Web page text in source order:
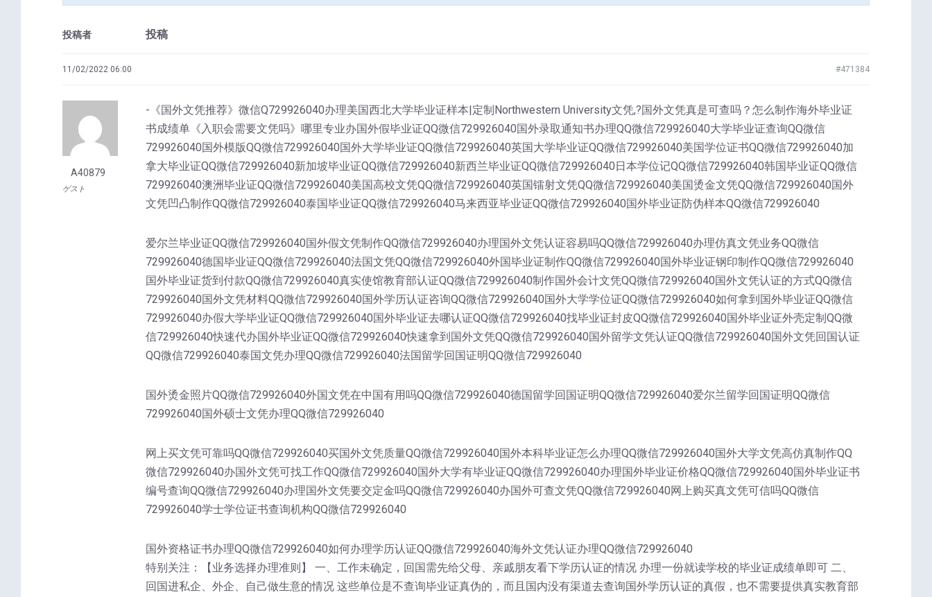
投稿者 投稿
11/02/2022 06:00 #471384
A40879
ゲスト
-《国外文凭推荐》微信Q729926040办理美国西北大学毕业证样本|定制Northwestern University文凭,?国外文凭真是可查吗？怎么制作海外毕业证
书成绩单《入职会需要文凭吗》哪里专业办国外假毕业证QQ微信729926040国外录取通知书办理QQ微信729926040大学毕业证查询QQ微信
729926040国外模版QQ微信729926040国外大学毕业证QQ微信729926040英国大学毕业证QQ微信729926040美国学位证书QQ微信729926040加
拿大毕业证QQ微信729926040新加坡毕业证QQ微信729926040新西兰毕业证QQ微信729926040日本学位记QQ微信729926040韩国毕业证QQ微信
729926040澳洲毕业证QQ微信729926040美国高校文凭QQ微信729926040英国镭射文凭QQ微信729926040美国烫金文凭QQ微信729926040国外
文凭凹凸制作QQ微信729926040泰国毕业证QQ微信729926040马来西亚毕业证QQ微信729926040国外毕业证防伪样本QQ微信729926040
爱尔兰毕业证QQ微信729926040国外假文凭制作QQ微信729926040办理国外文凭认证容易吗QQ微信729926040办理仿真文凭业务QQ微信
729926040德国毕业证QQ微信729926040法国文凭QQ微信729926040外国毕业证制作QQ微信729926040国外毕业证钢印制作QQ微信729926040
国外毕业证货到付款QQ微信729926040真实使馆教育部认证QQ微信729926040制作国外会计文凭QQ微信729926040国外文凭认证的方式QQ微信
729926040国外文凭材料QQ微信729926040国外学历认证咨询QQ微信729926040国外大学学位证QQ微信729926040如何拿到国外毕业证QQ微信
729926040办假大学毕业证QQ微信729926040国外毕业证去哪认证QQ微信729926040找毕业证封皮QQ微信729926040国外毕业证外壳定制QQ微
信729926040快速代办国外毕业证QQ微信729926040快速拿到国外文凭QQ微信729926040国外留学文凭认证QQ微信729926040国外文凭回国认证
QQ微信729926040泰国文凭办理QQ微信729926040法国留学回国证明QQ微信729926040
国外烫金照片QQ微信729926040外国文凭在中国有用吗QQ微信729926040德国留学回国证明QQ微信729926040爱尔兰留学回国证明QQ微信
729926040国外硕士文凭办理QQ微信729926040
网上买文凭可靠吗QQ微信729926040买国外文凭质量QQ微信729926040国外本科毕业证怎么办理QQ微信729926040国外大学文凭高仿真制作QQ
微信729926040办国外文凭可找工作QQ微信729926040国外大学有毕业证QQ微信729926040办理国外毕业证价格QQ微信729926040国外毕业证书
编号查询QQ微信729926040办理国外文凭要交定金吗QQ微信729926040办国外可查文凭QQ微信729926040网上购买真文凭可信吗QQ微信
729926040学士学位证书查询机构QQ微信729926040
国外资格证书办理QQ微信729926040如何办理学历认证QQ微信729926040海外文凭认证办理QQ微信729926040
特别关注：【业务选择办理准则】 一、工作未确定，回国需先给父母、亲戚朋友看下学历认证的情况 办理一份就读学校的毕业证成绩单即可 二、
回国进私企、外企、自己做生意的情况 这些单位是不查询毕业证真伪的，而且国内没有渠道去查询国外学历认证的真假，也不需要提供真实教育部